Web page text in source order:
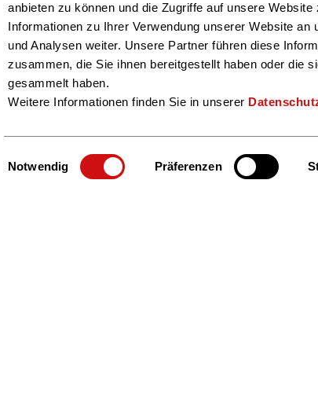
anbieten zu können und die Zugriffe auf unsere
Informationen zu Ihrer Verwendung unserer Website
und Analysen weiter. Unsere Partner führen diese
zusammen, die Sie ihnen bereitgestellt haben oder die
gesammelt haben.
Weitere Informationen finden Sie in unserer
Einwilligungsauswahl
Notwendig Präferenzen